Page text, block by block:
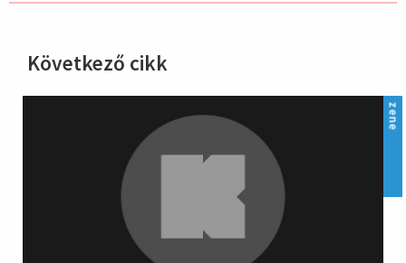
Következő cikk
zene